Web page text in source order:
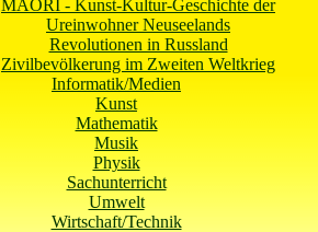
MAORI - Kunst-Kultur-Geschichte der
Ureinwohner Neuseelands
Revolutionen in Russland
Zivilbevölkerung im Zweiten Weltkrieg
Informatik/Medien
Kunst
Mathematik
Musik
Physik
Sachunterricht
Umwelt
Wirtschaft/Technik